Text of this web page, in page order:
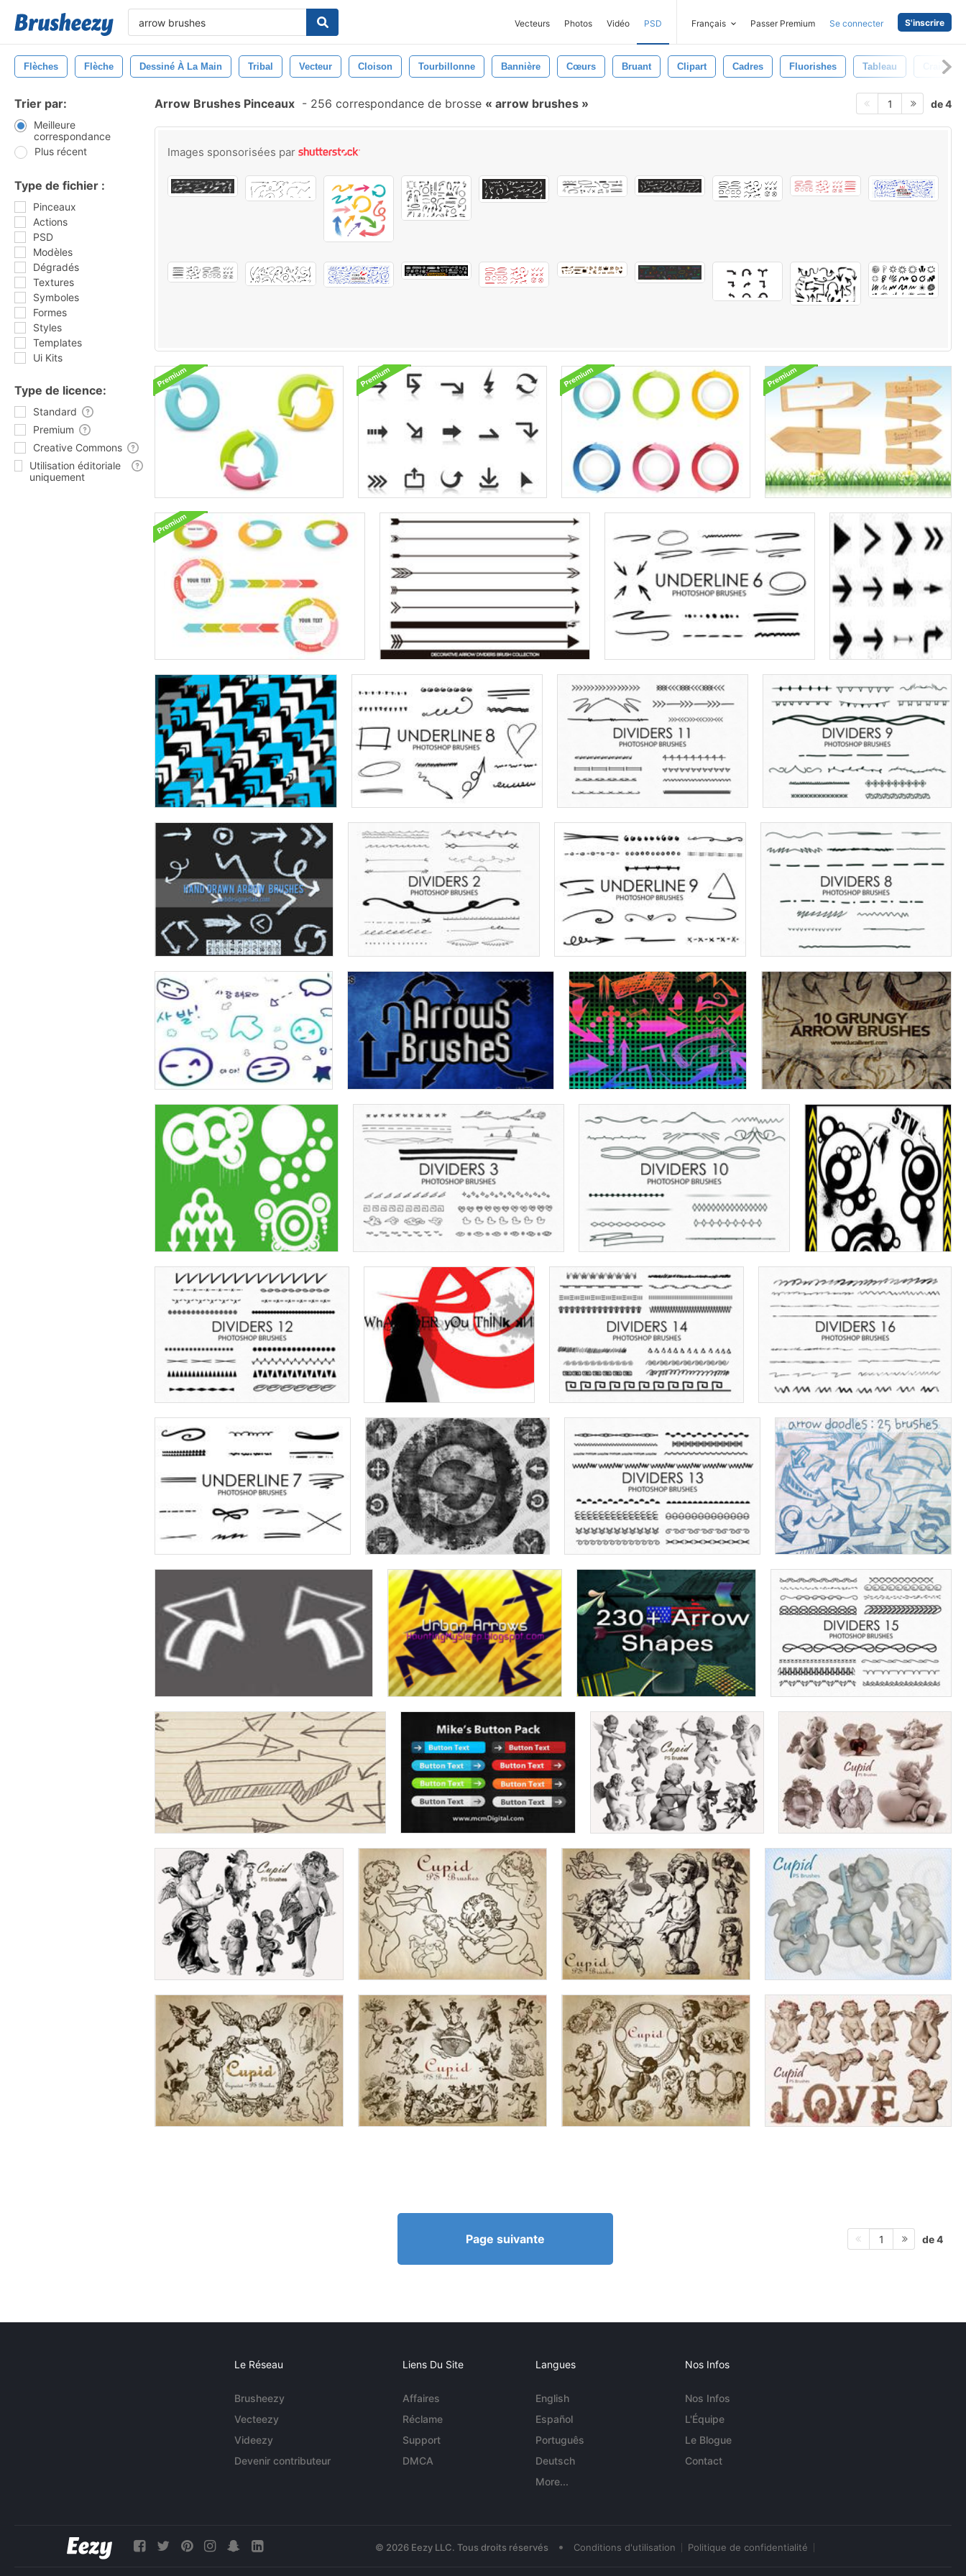
Vecteurs Photos Vidéo PSD Français Passer Premium Se connecter S'inscrire
Flèches Flèche Dessiné À La Main Tribal Vecteur Cloison Tourbillonne Bannière Cœurs Bruant Clipart Cadres Fluorishes Tableau Craie
Trier par:
Meilleure
correspondance
Plus récent
Type de fichier :
Pinceaux
Actions
PSD
Modèles
Dégradés
Textures
Symboles
Formes
Styles
Templates
Ui Kits
Type de licence:
Standard
Premium
Creative Commons
Utilisation éditoriale
uniquement
Arrow Brushes Pinceaux - 256 correspondance de brosse arrow brushes 1 de 4
Images sponsorisées par
Page suivante 1 de 4
Le Réseau
Brusheezy
Vecteezy
Videezy
Devenir contributeur
Liens Du Site
Affaires
Réclame
Support
DMCA
Langues
English
Español
Português
Deutsch
More...
Nos Infos
Nos Infos
L'Équipe
Le Blogue
Contact
© 2026 Eezy LLC. Tous droits réservés • Conditions d'utilisation Politique de confidentialité